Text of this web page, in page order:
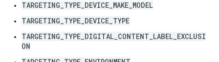
TARGETING_TYPE_DEVICE_MAKE_MODEL
TARGETING_TYPE_DEVICE_TYPE
TARGETING_TYPE_DIGITAL_CONTENT_LABEL_EXCLUSI
ON